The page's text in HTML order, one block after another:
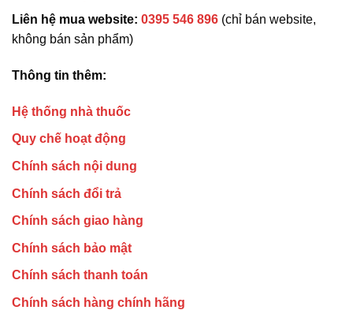
Liên hệ mua website: 0395 546 896 (chỉ bán website,
không bán sản phẩm)
Thông tin thêm:
Hệ thống nhà thuốc
Quy chế hoạt động
Chính sách nội dung
Chính sách đổi trả
Chính sách giao hàng
Chính sách bảo mật
Chính sách thanh toán
Chính sách hàng chính hãng